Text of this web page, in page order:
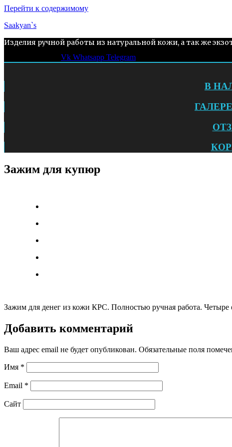
Перейти к содержимому
Saakyan`s
Изделия ручной работы из натуральной кожи, а так же
Vk Whatsapp Telegram
В
Зажим для купюр
Зажим для денег из кожи КРС. Полностью ручная работа.
Добавить комментарий
Ваш адрес email не будет опубликован. Обязательные поля
Имя *
Email *
Сайт